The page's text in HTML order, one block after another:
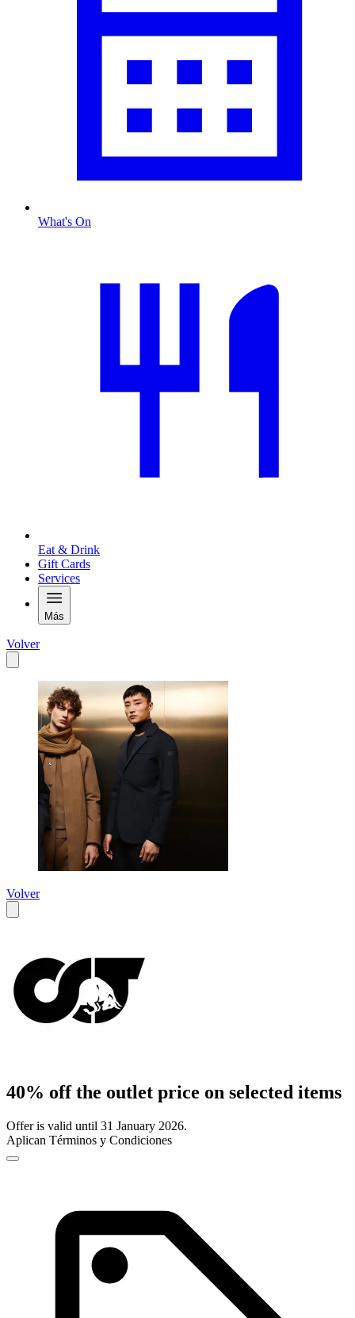
What's On
Eat & Drink
Gift Cards
Services
Más
Volver
Volver
40% off the outlet price on selected items
Offer is valid until 31 January 2026.
Aplican Términos y Condiciones